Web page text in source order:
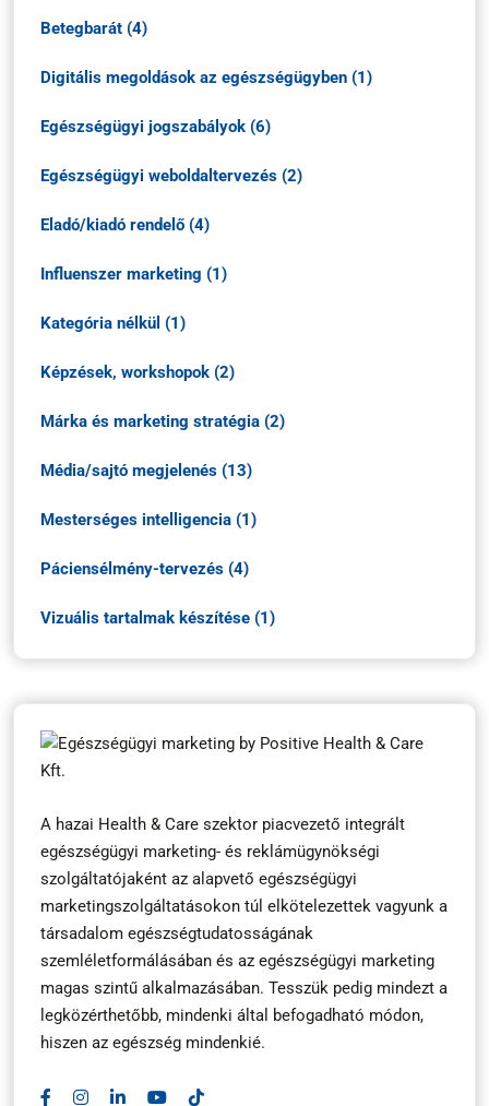
Betegbarát (4)
Digitális megoldások az egészségügyben (1)
Egészségügyi jogszabályok (6)
Egészségügyi weboldaltervezés (2)
Eladó/kiadó rendelő (4)
Influenszer marketing (1)
Kategória nélkül (1)
Képzések, workshopok (2)
Márka és marketing stratégia (2)
Média/sajtó megjelenés (13)
Mesterséges intelligencia (1)
Páciensélmény-tervezés (4)
Vizuális tartalmak készítése (1)
A hazai Health & Care szektor piacvezető integrált
egészségügyi marketing- és reklámügynökségi
szolgáltatójaként az alapvető egészségügyi
marketingszolgáltatásokon túl elkötelezettek vagyunk a
társadalom egészségtudatosságának
szemléletformálásában és az egészségügyi marketing
magas szintű alkalmazásában. Tesszük pedig mindezt a
legközérthetőbb, mindenki által befogadható módon,
hiszen az egészség mindenkié.